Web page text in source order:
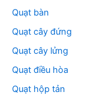
Quạt bàn
Quạt cây đứng
Quạt cây lửng
Quạt điều hòa
Quạt hộp tản